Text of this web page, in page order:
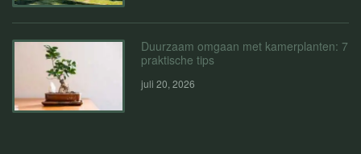
Duurzaam omgaan met kamerplanten: 7
praktische tips
juli 20, 2026